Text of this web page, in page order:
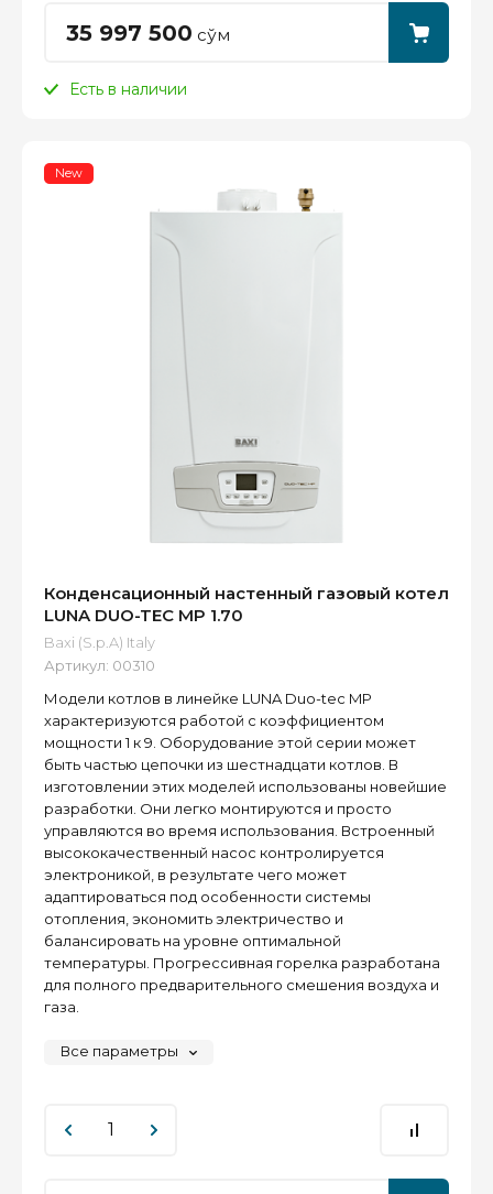
35 997 500 сўм
Есть в наличии
New
Конденсационный настенный газовый котел
LUNA DUO-TEC MP 1.70
Baxi (S.p.A) Italy
Артикул: 00310
Модели котлов в линейке LUNA Duo-tec MP
характеризуются работой с коэффициентом
мощности 1 к 9. Оборудование этой серии может
быть частью цепочки из шестнадцати котлов. В
изготовлении этих моделей использованы новейшие
разработки. Они легко монтируются и просто
управляются во время использования. Встроенный
высококачественный насос контролируется
электроникой, в результате чего может
адаптироваться под особенности системы
отопления, экономить электричество и
балансировать на уровне оптимальной
температуры. Прогрессивная горелка разработана
для полного предварительного смешения воздуха и
газа.
Все параметры